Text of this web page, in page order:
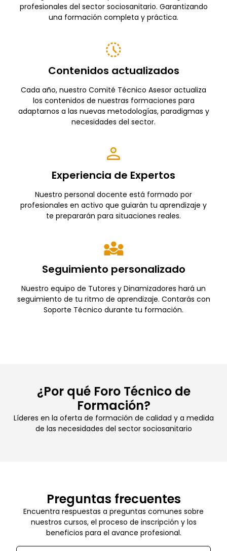
profesionales del sector sociosanitario. Garantizando
una formación completa y práctica.
Contenidos actualizados
Cada año, nuestro Comité Técnico Asesor actualiza
los contenidos de nuestras formaciones para
adaptarnos a las nuevas metodologías, paradigmas y
necesidades del sector.
Experiencia de Expertos
Nuestro personal docente está formado por
profesionales en activo que guiarán tu aprendizaje y
te prepararán para situaciones reales.
Seguimiento personalizado
Nuestro equipo de Tutores y Dinamizadores hará un
seguimiento de tu ritmo de aprendizaje. Contarás con
Soporte Técnico durante tu formación.
¿Por qué Foro Técnico de
Formación?
Líderes en la oferta de formación de calidad y a medida
de las necesidades del sector sociosanitario
Preguntas frecuentes
Encuentra respuestas a preguntas comunes sobre
nuestros cursos, el proceso de inscripción y los
beneficios para el avance profesional.